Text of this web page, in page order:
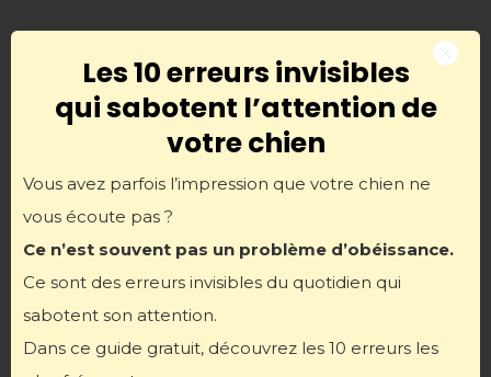
Poids maximum supporté : 4 kg
Taille : 38.1 x 25.4 x 12.7 cm (selon une photo, les
dimensions dans la description semblent
étranges)
Particularité : Le chien a le corps dans le sac,
avec la tête à l’extérieur.
Les 10 erreurs invisibles
qui sabotent l’attention de
votre chien
Vous avez parfois l’impression que votre chien ne
vous écoute pas ?
Ce n’est souvent pas un problème d’obéissance.
Ce sont des erreurs invisibles du quotidien qui
sabotent son attention.
Dans ce guide gratuit, découvrez les 10 erreurs les